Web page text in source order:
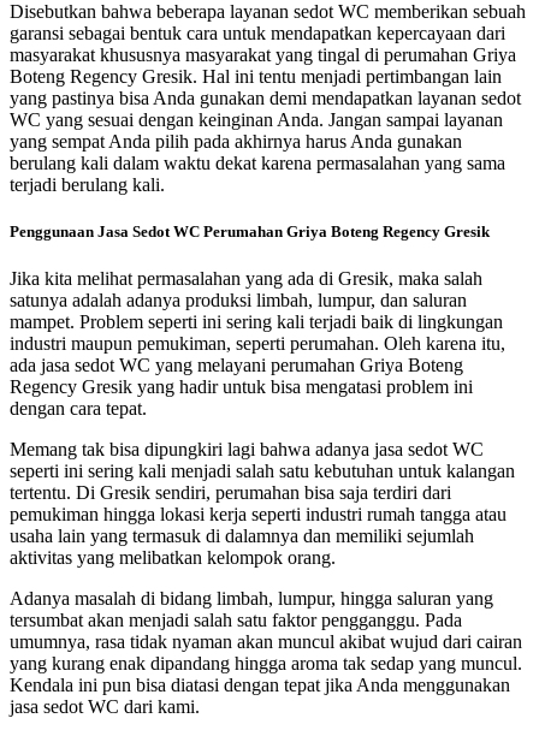
Disebutkan bahwa beberapa layanan sedot WC memberikan sebuah
garansi sebagai bentuk cara untuk mendapatkan kepercayaan dari
masyarakat khususnya masyarakat yang tingal di perumahan Griya
Boteng Regency Gresik. Hal ini tentu menjadi pertimbangan lain
yang pastinya bisa Anda gunakan demi mendapatkan layanan sedot
WC yang sesuai dengan keinginan Anda. Jangan sampai layanan
yang sempat Anda pilih pada akhirnya harus Anda gunakan
berulang kali dalam waktu dekat karena permasalahan yang sama
terjadi berulang kali.
Penggunaan Jasa Sedot WC Perumahan Griya Boteng Regency Gresik
Jika kita melihat permasalahan yang ada di Gresik, maka salah
satunya adalah adanya produksi limbah, lumpur, dan saluran
mampet. Problem seperti ini sering kali terjadi baik di lingkungan
industri maupun pemukiman, seperti perumahan. Oleh karena itu,
ada jasa sedot WC yang melayani perumahan Griya Boteng
Regency Gresik yang hadir untuk bisa mengatasi problem ini
dengan cara tepat.
Memang tak bisa dipungkiri lagi bahwa adanya jasa sedot WC
seperti ini sering kali menjadi salah satu kebutuhan untuk kalangan
tertentu. Di Gresik sendiri, perumahan bisa saja terdiri dari
pemukiman hingga lokasi kerja seperti industri rumah tangga atau
usaha lain yang termasuk di dalamnya dan memiliki sejumlah
aktivitas yang melibatkan kelompok orang.
Adanya masalah di bidang limbah, lumpur, hingga saluran yang
tersumbat akan menjadi salah satu faktor pengganggu. Pada
umumnya, rasa tidak nyaman akan muncul akibat wujud dari cairan
yang kurang enak dipandang hingga aroma tak sedap yang muncul.
Kendala ini pun bisa diatasi dengan tepat jika Anda menggunakan
jasa sedot WC dari kami.